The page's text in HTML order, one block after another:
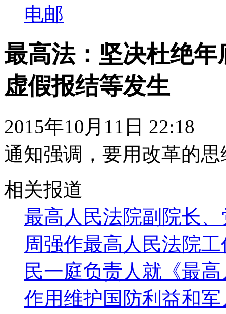
电邮
最高法：坚决杜绝
虚假报结等发生
2015年10月11日 22:18
通知强调，要用改革的
相关报道
最高人民法院副院长
周强作最高人民法院
民一庭负责人就《最
作用维护国防利益和